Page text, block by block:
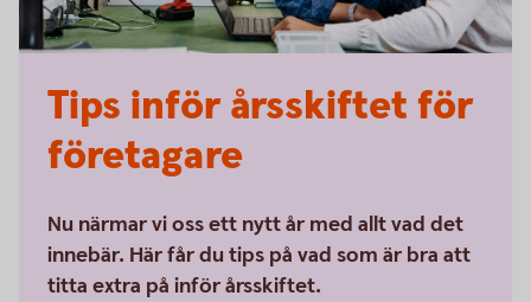
Tips inför årsskiftet för
företagare
Nu närmar vi oss ett nytt år med allt vad det
innebär. Här får du tips på vad som är bra att
titta extra på inför årsskiftet.